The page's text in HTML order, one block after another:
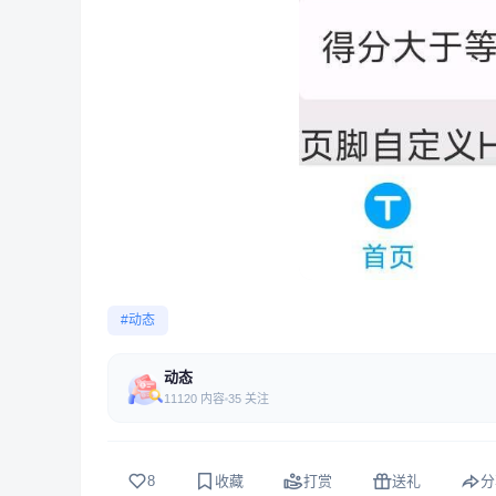
#动态
动态
11120 内容 35 关注
8 收藏 打赏 送礼